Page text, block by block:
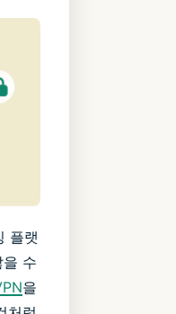
플랫
수
을